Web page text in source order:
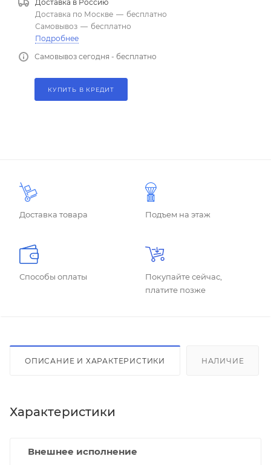
Доставка в Россию
Доставка по Москве — бесплатно
Самовывоз — бесплатно
Подробнее
Самовывоз сегодня - бесплатно
КУПИТЬ В КРЕДИТ
Доставка товара Подъем на этаж
Способы оплаты
Покупайте сейчас,
платите позже
ОПИСАНИЕ И ХАРАКТЕРИСТИКИ НАЛИЧИЕ
Характеристики
Внешнее исполнение